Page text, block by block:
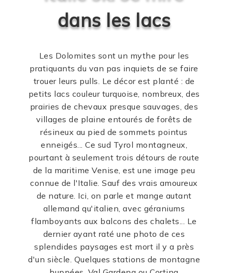
dans les lacs
Les Dolomites sont un mythe pour les
pratiquants du van pas inquiets de se faire
trouer leurs pulls. Le décor est planté : de
petits lacs couleur turquoise, nombreux, des
prairies de chevaux presque sauvages, des
villages de plaine entourés de forêts de
résineux au pied de sommets pointus
enneigés... Ce sud Tyrol montagneux,
pourtant à seulement trois détours de route
de la maritime Venise, est une image peu
connue de l'Italie. Sauf des vrais amoureux
de nature. Ici, on parle et mange autant
allemand qu'italien, avec géraniums
flamboyants aux balcons des chalets... Le
dernier ayant raté une photo de ces
splendides paysages est mort il y a près
d'un siècle. Quelques stations de montagne